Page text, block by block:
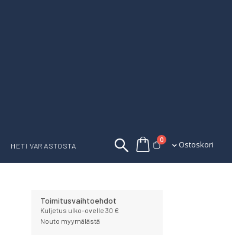
Ostoskori
0tuotettaOstoskori
HETI VARASTOSTA
Toimitusvaihtoehdot
Kuljetus ulko-ovelle 30 €
Nouto myymälästä